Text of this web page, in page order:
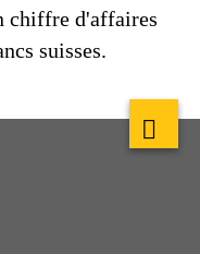
chiffre d'affaires
suisses.